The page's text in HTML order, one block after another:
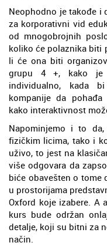
Neophodno je takođe i
za korporativni vid
od mnogobrojnih
koliko će polaznika biti
li će ona biti
grupu 4 +, kako je
individualno, kada
kompanije da
kako interaktivnost
Napominjemo i to
fizičkim licima, tako i
uživo, to jest na
više odgovara da
biće obavešten o tome
u prostorijama
Oxford koje izabere. A
kurs bude održan
detalje, koji su bitni za
način.